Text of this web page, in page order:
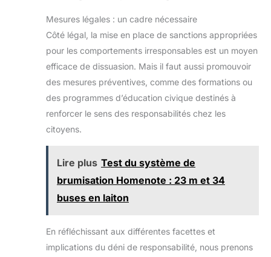
Mesures légales : un cadre nécessaire
Côté légal, la mise en place de sanctions appropriées
pour les comportements irresponsables est un moyen
efficace de dissuasion. Mais il faut aussi promouvoir
des mesures préventives, comme des formations ou
des programmes d’éducation civique destinés à
renforcer le sens des responsabilités chez les
citoyens.
Lire plus Test du système de
brumisation Homenote : 23 m et 34
buses en laiton
En réfléchissant aux différentes facettes et
implications du déni de responsabilité, nous prenons